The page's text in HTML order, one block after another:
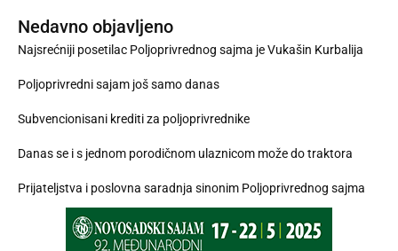
Nedavno objavljeno
Najsrećniji posetilac Poljoprivrednog sajma je Vukašin Kurbalija
Poljoprivredni sajam još samo danas
Subvencionisani krediti za poljoprivrednike
Danas se i s jednom porodičnom ulaznicom može do traktora
Prijateljstva i poslovna saradnja sinonim Poljoprivrednog sajma